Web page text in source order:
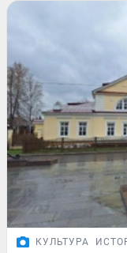
КУЛЬТУРА